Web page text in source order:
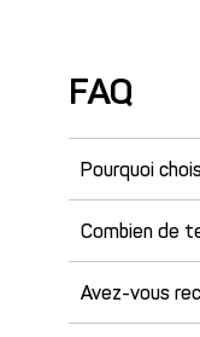
FAQ
Pourquoi
Combien de
Avez-vous